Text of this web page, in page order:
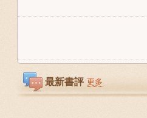
最新書評 更多